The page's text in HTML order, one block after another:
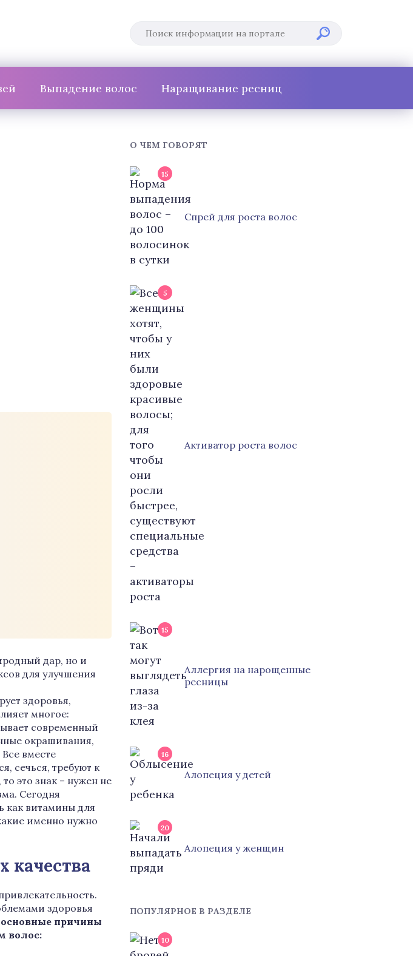
Выпадение волос Наращивание ресниц
дар, но и
для улучшения
здоровья,
многое:
современный
окрашивания,
вместе
сечься, требуют к
это знак – нужен не
Сегодня
как витамины для
именно нужно
качества
здоровья
причины
волос:
О ЧЕМ ГОВОРЯТ
15
Cпрей для роста волос
5
Активатор роста волос
15
Аллергия на нарощенные
ресницы
16
Алопеция у детей
20
Алопеция у женщин
ПОПУЛЯРНОЕ В РАЗДЕЛЕ
10